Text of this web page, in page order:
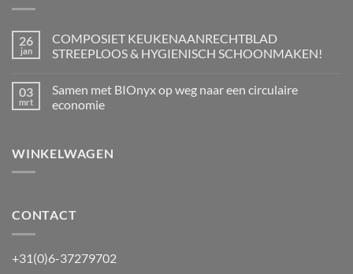
26
jan
COMPOSIET KEUKENAANRECHTBLAD
STREEPLOOS & HYGIENISCH SCHOONMAKEN!
op
COMPOSIET
KEUKENAANRECHTBLAD
SCHOONMAKEN!
03
mrt
Samen met BIOnyx op weg naar een circulaire
economie
Samen
met
een
circulaire
WINKELWAGEN
CONTACT
+31(0)6-37279702